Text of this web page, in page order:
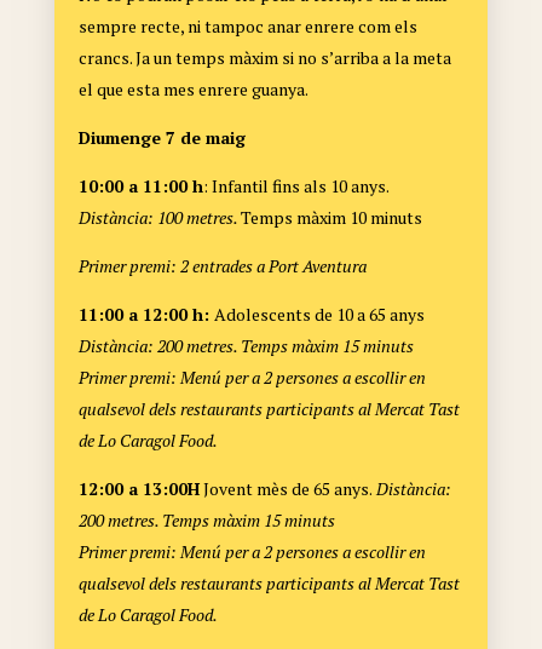
sempre recte, ni tampoc anar enrere com els
crancs. Ja un temps màxim si no s’arriba a la meta
el que esta mes enrere guanya.
Diumenge 7 de maig
10:00 a 11:00 h: Infantil fins als 10 anys.
Distància: 100 metres.Temps màxim 10 minuts
Primer premi: 2 entrades a Port Aventura
11:00 a 12:00 h: Adolescents de 10 a 65 anys
Distància: 200 metres. Temps màxim 15 minuts
Primer premi: Menú per a 2 persones a escollir en
qualsevol dels restaurants participants al Mercat Tast
de Lo Caragol Food.
12:00 a 13:00HJovent mès de 65 anys. Distància:
200 metres. Temps màxim 15 minuts
Primer premi: Menú per a 2 persones a escollir en
qualsevol dels restaurants participants al Mercat Tast
de Lo Caragol Food.